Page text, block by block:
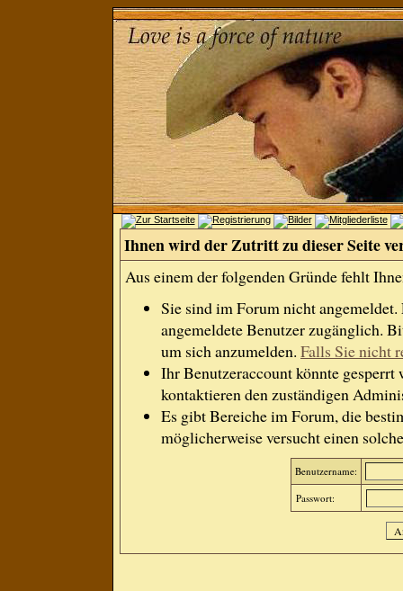
Ihnen wird der Zutritt zu dieser Seite
Aus einem der folgenden Gründe fehlt
Sie sind im Forum nicht
angemeldete Benutzer zugänglich.
um sich anzumelden. Falls Sie nicht
Ihr Benutzeraccount könnte gesperrt
kontaktieren den zuständigen
Es gibt Bereiche im Forum, die
möglicherweise versucht einen
Benutzername:
Passwort: